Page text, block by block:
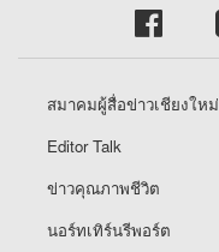
สมาคมผู้สื่อข่าวเชียงใหม่
Editor Talk
ข่าวคุณภาพชีวิต
นอร์ทเทิร์นรีพอร์ต